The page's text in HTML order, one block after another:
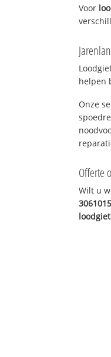
Voor
helpen
Onze
Offerte
Wilt u
3061015